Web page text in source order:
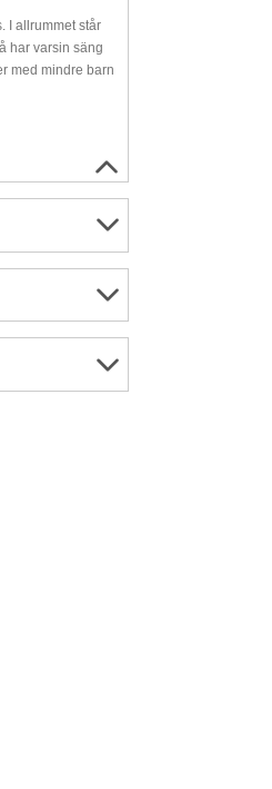
I allrummet står
har varsin säng
med mindre barn